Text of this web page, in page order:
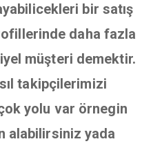
bir satış
daha fazla
müşteri demektir.
takipçilerimizi
yolu var örnegin
alabilirsiniz yada